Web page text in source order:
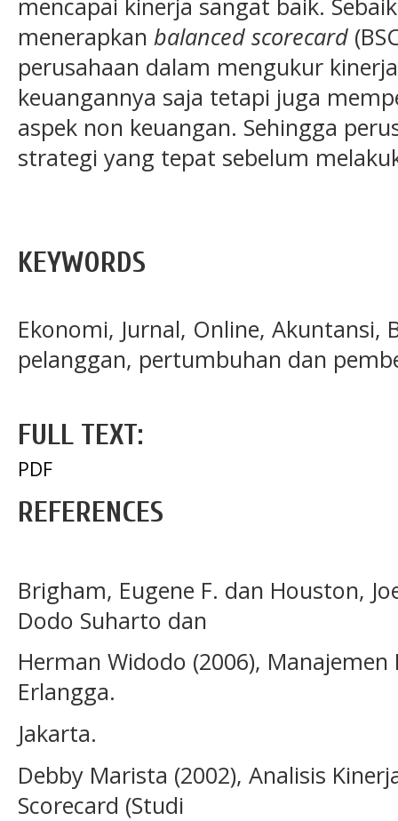
menerapkan balanced scorecard
perusahaan dalam mengukur
keuangannya saja tetapi juga
aspek non keuangan. Sehingga
strategi yang tepat sebelum
KEYWORDS
Ekonomi, Jurnal, Online, Akuntansi,
pelanggan, pertumbuhan dan
FULL TEXT:
PDF
REFERENCES
Brigham, Eugene F. dan Houston,
Dodo Suharto dan
Herman Widodo (2006), Manajemen
Erlangga.
Jakarta.
Debby Marista (2002), Analisis
Scorecard (Studi